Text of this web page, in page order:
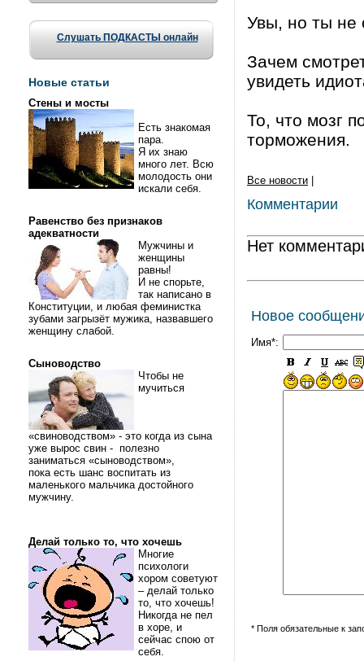
Слушать ПОДКАСТЫ онлайн
Новые статьи
Стены и мосты
Есть знакомая
пара.
Я их знаю
много лет. Всю
молодость они
искали себя.
Равенство без признаков
адекватности
Мужчины и
женщины
равны!
И не спорьте,
так написано в
Конституции, и любая феминистка
зубами загрызёт мужика, назвавшего
женщину слабой.
Сыноводство
Чтобы не
мучиться
«свиноводством» - это когда из сына
уже вырос свин - полезно
заниматься «сыноводством»,
пока есть шанс воспитать из
маленького мальчика достойного
мужчину.
Делай только то, что хочешь
Многие
психологи
хором советуют
– делай только
то, что хочешь!
Никогда не пел
в хоре, и
сейчас спою от
себя.
Увы, но ты не
Зачем
увидеть
То, что мозг
торможения.
Все новости
Комментарии
Нет
Новое
Имя*:
* Поля обязательные к